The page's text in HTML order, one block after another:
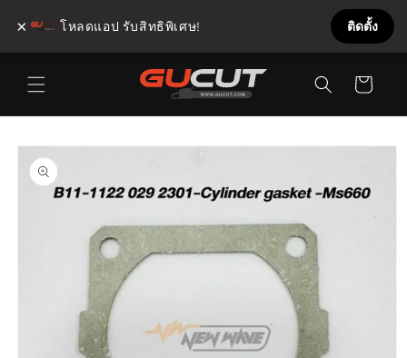
ข้ามไป
ยัง
เนื้อหา
สินค้า
ข้ามไป
ยังข้อมูล
สินค้า
× โหลดแอป รับสิทธิพิเศษ! ติดตั้ง